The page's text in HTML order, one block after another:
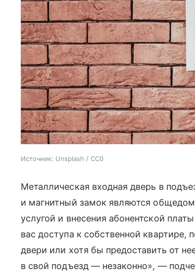
Источник: Unsplash / CC0
Металлическая входная дверь в
и магнитный замок являются
услугой и внесения абонентской
вас доступа к собственной
двери или хотя бы предоставить от
в свой подъезд — незаконно», —